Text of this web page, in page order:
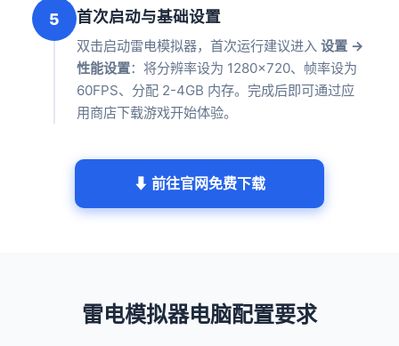
5 首次启动与基础设置
双击启动雷电模拟器，首次运行建议进入 设置 →
性能设置：将分辨率设为 1280×720、帧率设为
60FPS、分配 2-4GB 内存。完成后即可通过应
用商店下载游戏开始体验。
⬇ 前往官网免费下载
雷电模拟器电脑配置要求